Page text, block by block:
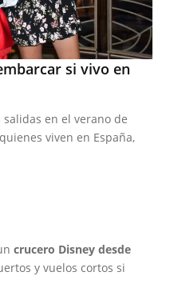
si vivo en
en el verano de
viven en España,
crucero Disney desde
y vuelos cortos si